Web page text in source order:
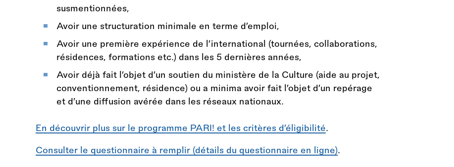
susmentionnées,
Avoir une structuration minimale en terme d’emploi,
Avoir une première expérience de l’international (tournées, collaborations,
résidences, formations etc.) dans les 5 dernières années,
Avoir déjà fait l’objet d’un soutien du ministère de la Culture (aide au projet,
conventionnement, résidence) ou a minima avoir fait l’objet d’un repérage
et d’une diffusion avérée dans les réseaux nationaux.
En découvrir plus sur le programme PARI! et les critères d’éligibilité.
Consulter le questionnaire à remplir (détails du questionnaire en ligne).